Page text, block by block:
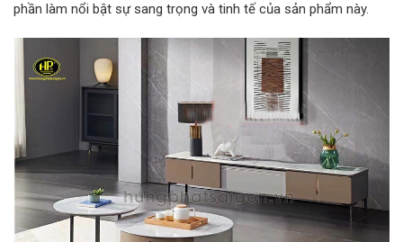
phần làm nổi bật sự sang trọng và tinh tế của sản phẩm này.